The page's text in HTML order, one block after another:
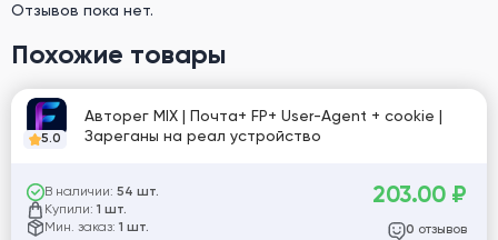
Отзывов пока нет.
Похожие товары
5.0
Авторег MIX | Почта+ FP+ User-Agent + cookie |
Зареганы на реал устройство
В наличии: 54 шт.
Купили: 1 шт.
Мин. заказ: 1 шт.
203.00 ₽
0 отзывов